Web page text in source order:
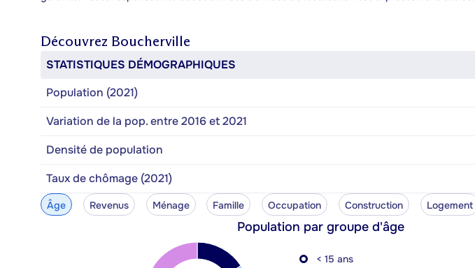
Découvrez Boucherville
STATISTIQUES DÉMOGRAPHIQUES
Population (2021)
Variation de la pop. entre 2016 et 2021
Densité de population
Taux de chômage (2021)
Âge Revenus Ménage Famille Occupation Construction Logement
Population par groupe d'âge
< 15 ans